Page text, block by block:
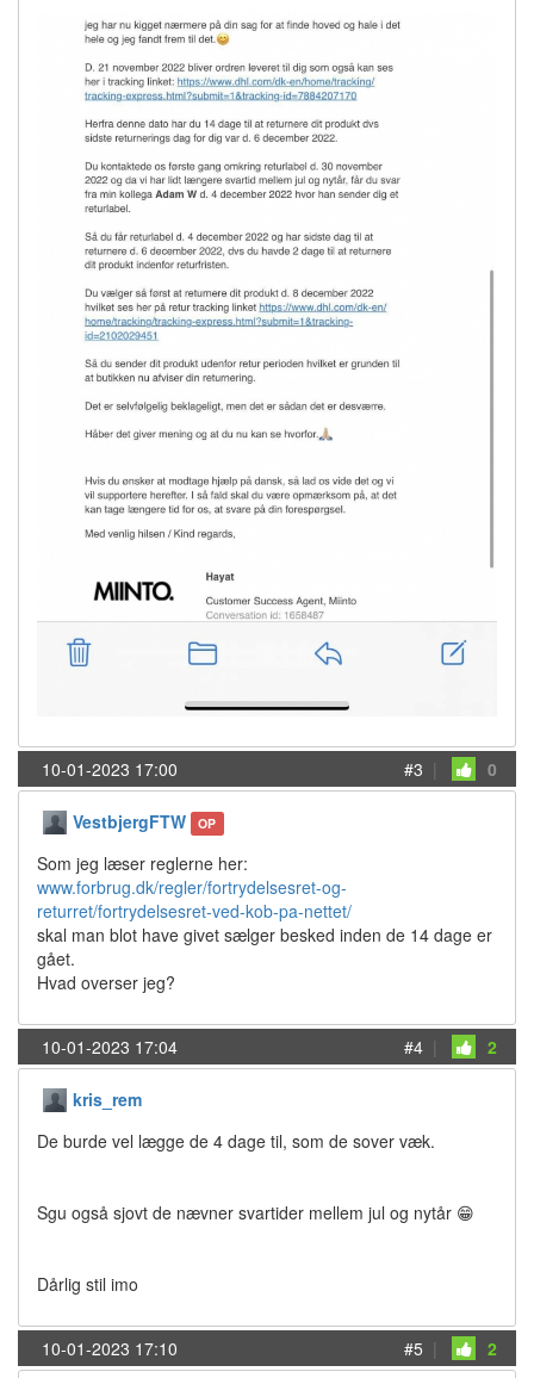
10-01-2023 17:00 #3 | 0
VestbjergFTW OP
Som jeg læser reglerne her:
www.forbrug.dk/regler/fortrydelsesret-og-
returret/fortrydelsesret-ved-kob-pa-nettet/
skal man blot have givet sælger besked inden de 14 dage er
gået.
Hvad overser jeg?
10-01-2023 17:04 #4 | 2
kris_rem
De burde vel lægge de 4 dage til, som de sover væk.
Sgu også sjovt de nævner svartider mellem jul og nytår 😁
Dårlig stil imo
10-01-2023 17:10 #5 | 2